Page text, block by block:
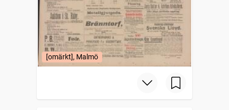
[omärkt], Malmö